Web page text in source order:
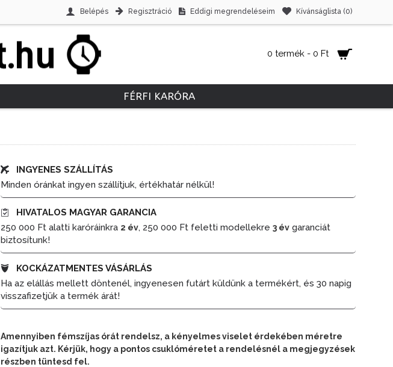
Belépés Regisztráció Eddigi megrendeléseim Kívánságlista (0)
0 termék - 0 Ft
FÉRFI KARÓRA
INGYENES SZÁLLÍTÁS
Minden óránkat ingyen szállítjuk, értékhatár nélkül!
HIVATALOS MAGYAR GARANCIA
250 000 Ft alatti karóráinkra 2 év, 250 000 Ft feletti modellekre 3 év garanciát
biztosítunk!
KOCKÁZATMENTES VÁSÁRLÁS
Ha az elállás mellett döntenél, ingyenesen futárt küldünk a termékért, és 30 napig
visszafizetjük a termék árát!
Amennyiben fémszíjas órát rendelsz, a kényelmes viselet érdekében méretre
igazítjuk azt. Kérjük, hogy a pontos csuklóméretet a rendelésnél a megjegyzések
részben tüntesd fel.